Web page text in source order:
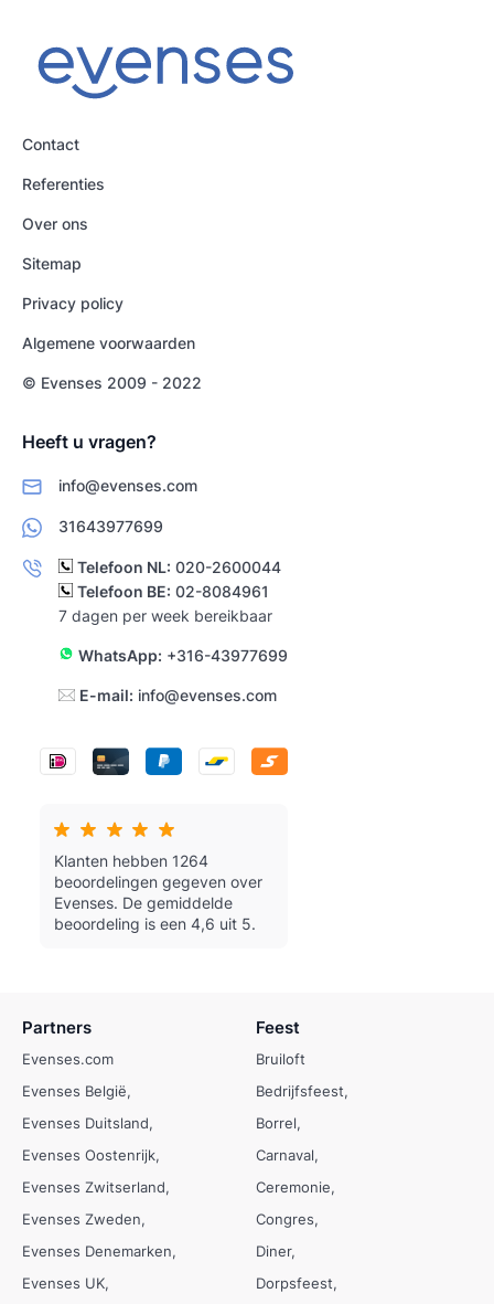
Contact
Referenties
Over ons
Sitemap
Privacy policy
Algemene voorwaarden
© Evenses 2009 - 2022
Heeft u vragen?
info@evenses.com
31643977699
Telefoon NL: 020-2600044
Telefoon BE: 02-8084961
7 dagen per week bereikbaar
WhatsApp: +316-43977699
E-mail: info@evenses.com
Klanten hebben 1264
beoordelingen gegeven over
Evenses. De gemiddelde
beoordeling is een 4,6 uit 5.
Partners
Evenses.com
Evenses België
Evenses Duitsland
Evenses Oostenrijk
Evenses Zwitserland
Evenses Zweden
Evenses Denemarken
Evenses UK
Feest
Bruiloft
Bedrijfsfeest
Borrel
Carnaval
Ceremonie
Congres
Diner
Dorpsfeest